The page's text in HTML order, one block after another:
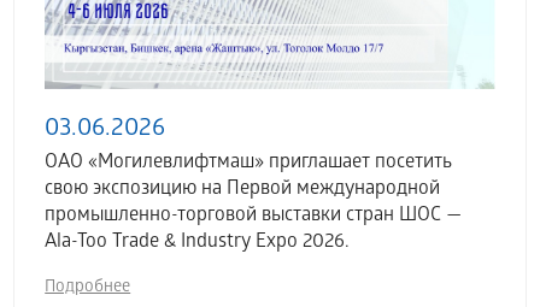
03.06.2026
ОАО «Могилевлифтмаш» приглашает посетить
свою экспозицию на Первой международной
промышленно-торговой выставки стран ШОС —
Ala-Too Trade & Industry Expo 2026.
Подробнее